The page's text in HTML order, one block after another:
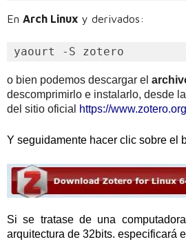
En Arch Linux y derivados:
yaourt -S zotero
o bien podemos descargar el
descomprimirlo e instalarlo, desde
del sitio oficial https://
Y seguidamente hacer clic sobre el
Si se tratase de una
arquitectura de 32bits. especificará